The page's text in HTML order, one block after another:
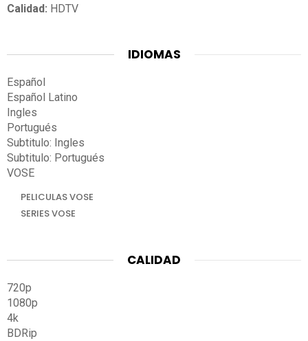
Calidad: HDTV
IDIOMAS
Español
Español Latino
Ingles
Portugués
Subtitulo: Ingles
Subtitulo: Portugués
VOSE
PELICULAS VOSE
SERIES VOSE
CALIDAD
720p
1080p
4k
BDRip